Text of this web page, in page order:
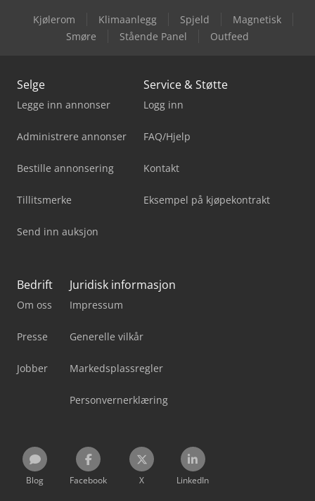
Kjølerom Klimaanlegg Spjeld
Magnetisk
Smøre
Stående Panel Outfeed
Selge
Legge inn annonser
Administrere annonser
Bestille annonsering
Tillitsmerke
Send inn auksjon
Service & Støtte
Logg inn
FAQ/Hjelp
Kontakt
Eksempel på kjøpekontrakt
Bedrift
Om oss
Presse
Jobber
Juridisk informasjon
Impressum
Generelle vilkår
Markedsplassregler
Personvernerklæring
Blog Facebook X LinkedIn